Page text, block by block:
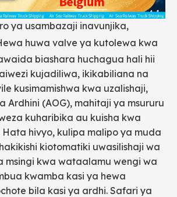
ya usambazaji inavunjika,
huwa valve ya kutolewa kwa
biashara huchagua hali hii
kujadiliwa, ikikabiliana na
kusimamishwa kwa uzalishaji,
Ardhini (AOG), mahitaji ya msururu
kuharibika au kuisha kwa
Hata hivyo, kulipa malipo ya muda
kiotomatiki uwasilishaji wa
msingi kwa wataalamu wengi wa
kwamba kasi ya hewa
bila kasi ya ardhi. Safari ya